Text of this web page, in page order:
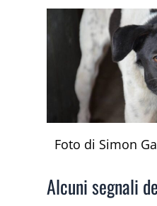
Foto di Simon
Alcuni segnali